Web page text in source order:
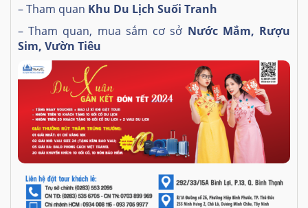
– Tham quan Khu Du Lịch Suối Tranh
– Tham quan, mua sắm cơ sở Nước Mắm, Rượu
Sim, Vườn Tiêu